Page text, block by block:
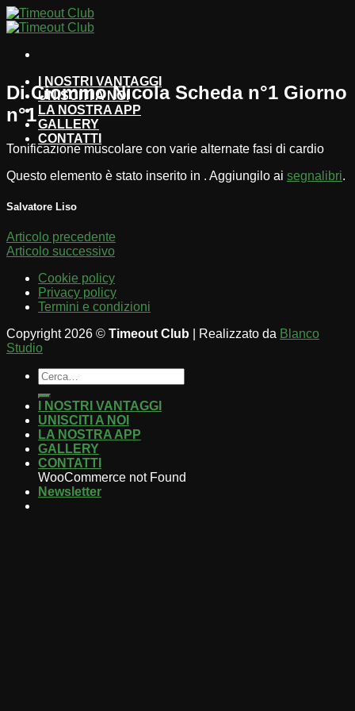
Salta
ai
I NOSTRI VANTAGGI
UNISCITI A NOI
LA NOSTRA APP
GALLERY
CONTATTI
Di Ciommo Nicola Scheda n°1 Giorno
n°1
Tonificazione muscolare con varie alternate fasi di cardio
Questo elemento è stato inserito in . Aggiungilo ai segnalibri.
Salvatore Liso
Articolo precedente
Articolo successivo
Cookie policy
Privacy policy
Termini e condizioni
Copyright 2026 © Timeout Club | Realizzato da Blanco
Studio
I NOSTRI VANTAGGI
UNISCITI A NOI
LA NOSTRA APP
GALLERY
CONTATTI
WooCommerce not Found
Newsletter